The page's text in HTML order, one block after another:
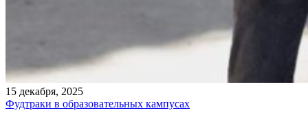
15 декабря, 2025
Фудтраки в образовательных кампусах